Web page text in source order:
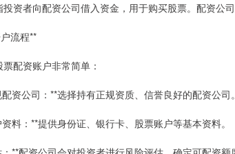
资者向配资公司借入资金，用于购买股票。配资公
流程**
配资账户非常简单：
资公司：**选择持有正规资质、信誉良好的配资公司。
料：**提供身份证、银行卡、股票账户等基本资料。